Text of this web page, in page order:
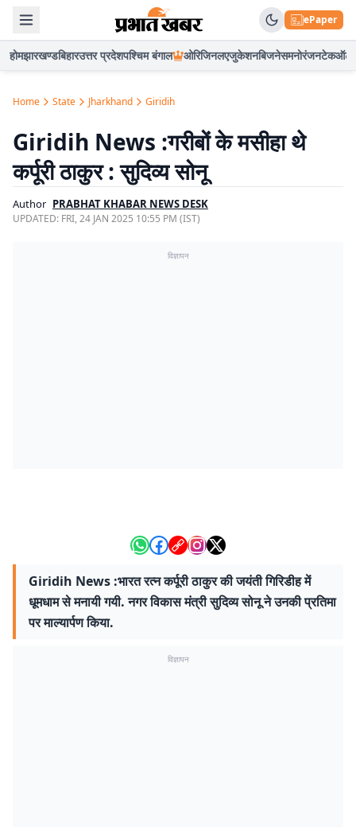
ePaper
होमझारखण्डबिहारउत्तर प्रदेशपश्चिम बंगाल ओरिजिनलएजुकेशनबिजनेसमनोरंजनटेकऑटो
Home State Jharkhand Giridih
Giridih News :गरीबों के मसीहा थे
कर्पूरी ठाकुर : सुदिव्य सोनू
Author PRABHAT KHABAR NEWS DESK
UPDATED: FRI, 24 JAN 2025 10:55 PM (IST)
विज्ञापन
Giridih News :भारत रत्न कर्पूरी ठाकुर की जयंती गिरिडीह में
धूमधाम से मनायी गयी. नगर विकास मंत्री सुदिव्य सोनू ने उनकी प्रतिमा
पर माल्यार्पण किया.
विज्ञापन